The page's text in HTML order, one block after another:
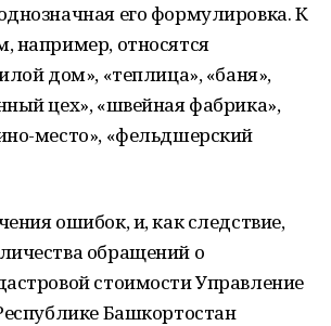
его формулировка. К
например, относятся
дом», «теплица», «баня»,
цех», «швейная фабрика»,
место», «фельдшерский
ошибок, и, как следствие,
обращений о
стоимости Управление
Башкортостан